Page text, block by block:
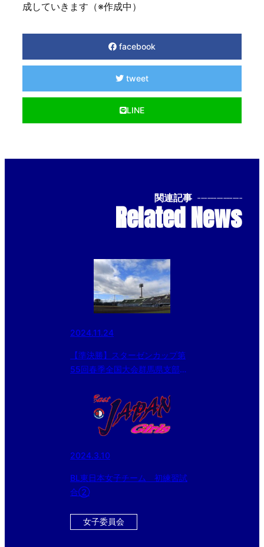
成していきます（※作成中）
facebook
tweet
LINE
関連記事 --------------
Related News
2024.11.24
【準決勝】スターゼンカップ第
55回春季全国大会群馬県支部予
2024.3.10
BL東日本女子チーム 初練習試
合②
女子委員会